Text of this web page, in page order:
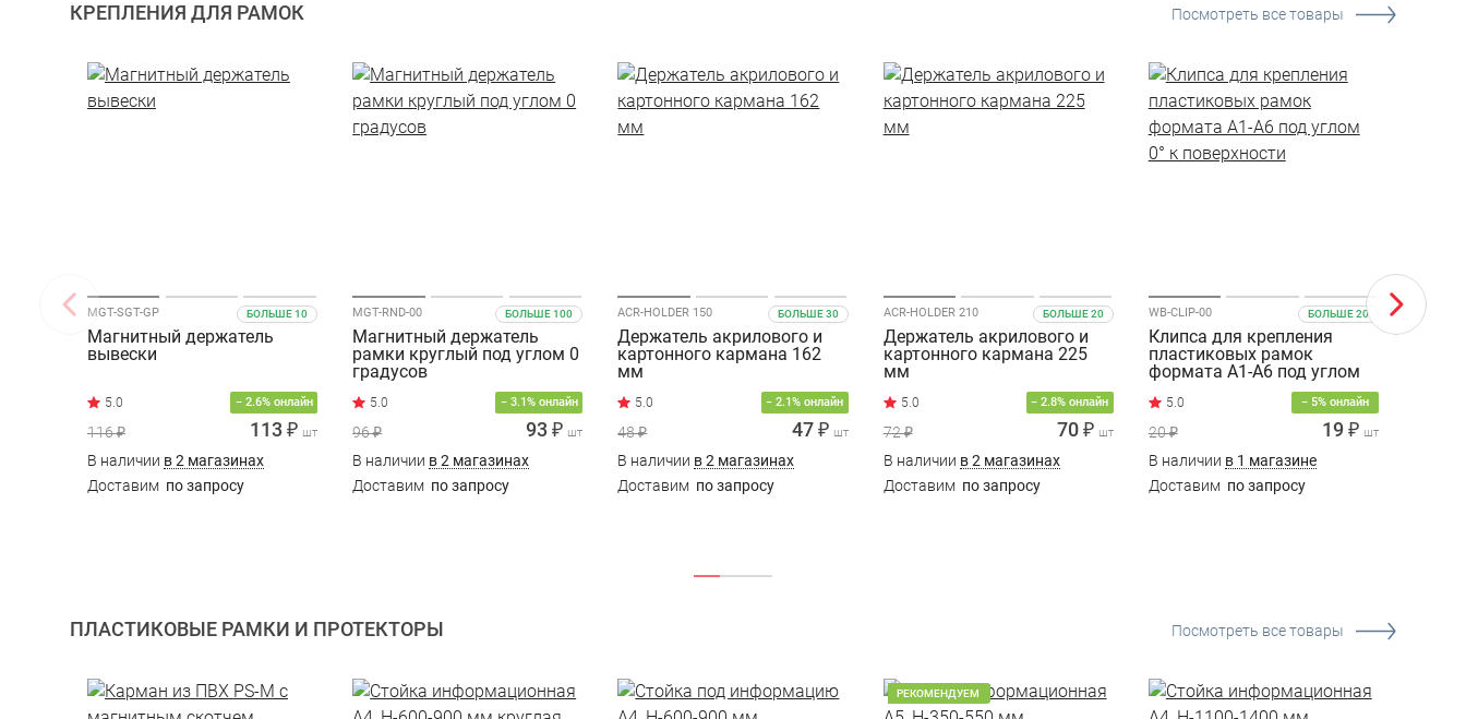
КРЕПЛЕНИЯ ДЛЯ РАМОК Посмотреть все товары
БОЛЬШЕ 10
MGT-SGT-GP
Магнитный держатель
вывески
− 2.6% онлайн
116 ₽ 113 ₽ шт
В наличии в 2 магазинах
Доставим по запросу
БОЛЬШЕ 100
MGT-RND-00
Магнитный держатель
рамки круглый под углом 0
градусов
− 3.1% онлайн
96 ₽ 93 ₽ шт
В наличии в 2 магазинах
Доставим по запросу
БОЛЬШЕ 30
ACR-HOLDER 150
Держатель акрилового и
картонного кармана 162
мм
− 2.1% онлайн
48 ₽ 47 ₽ шт
В наличии в 2 магазинах
Доставим по запросу
БОЛЬШЕ 20
ACR-HOLDER 210
Держатель акрилового и
картонного кармана 225
мм
− 2.8% онлайн
72 ₽ 70 ₽ шт
В наличии в 2 магазинах
Доставим по запросу
БОЛЬШЕ 20
WB-CLIP-00
Клипса для крепления
пластиковых рамок
формата A1-A6 под углом
− 5% онлайн
20 ₽ 19 ₽ шт
В наличии в 1 магазине
Доставим по запросу
WB-
ПЛАСТИКОВЫЕ РАМКИ И ПРОТЕКТОРЫ Посмотреть все товары
РЕКОМЕНДУЕМ